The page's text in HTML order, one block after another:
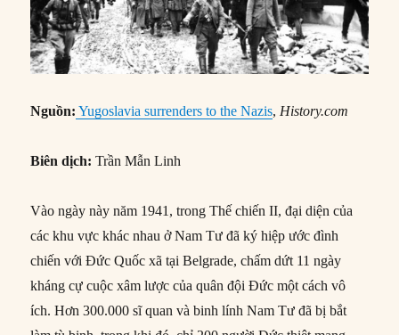
Nguồn: Yugoslavia surrenders to the Nazis, History.com
Biên dịch: Trần Mẫn Linh
Vào ngày này năm 1941, trong Thế chiến II, đại diện của
các khu vực khác nhau ở Nam Tư đã ký hiệp ước đình
chiến với Đức Quốc xã tại Belgrade, chấm dứt 11 ngày
kháng cự cuộc xâm lược của quân đội Đức một cách vô
ích. Hơn 300.000 sĩ quan và binh lính Nam Tư đã bị bắt